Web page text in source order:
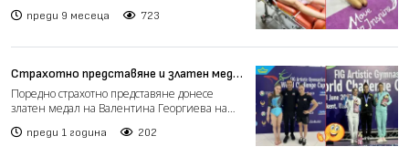
преди 9 месеца 723
Страхотно представяне и златен медал
за Валентина Георгиева на световното
в Ташкент (видео)
Поредно страхотно представяне донесе
златен медал на Валентина Георгиева на
преди 1 година 202